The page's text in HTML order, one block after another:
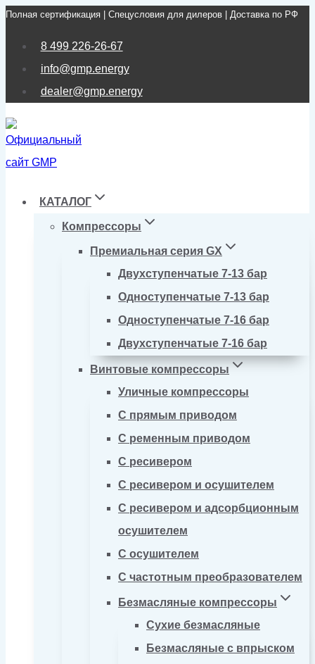
Перейти
Полная сертификация | Спецусловия для дилеров | Доставка по РФ
8 499 226-26-67
info@gmp.energy
dealer@gmp.energy
КАТАЛОГ
Компрессоры
Премиальная серия GX
Двухступенчатые 7-13 бар
Одноступенчатые 7-13 бар
Одноступенчатые 7-16 бар
Двухступенчатые 7-16 бар
Винтовые компрессоры
Уличные компрессоры
С прямым приводом
С ременным приводом
С ресивером
С ресивером и осушителем
С ресивером и адсорбционным
осушителем
С осушителем
С частотным преобразователем
Безмасляные компрессоры
Сухие безмасляные
Безмасляные с впрыском